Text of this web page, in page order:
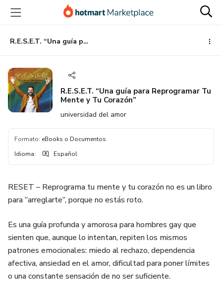
principal
página
de
página
R.E.S.E.T. “Una guía para Reprogramar Tu Mente y Tu Corazón”
R.E.S.E.T. “Una guía para Reprogramar Tu
Mente y Tu Corazón”
universidad del amor
Formato: eBooks o Documentos
Idioma: Español
RESET – Reprograma tu mente y tu corazón no es un libro
para “arreglarte”, porque no estás roto.
Es una guía profunda y amorosa para hombres gay que
sienten que, aunque lo intentan, repiten los mismos
patrones emocionales: miedo al rechazo, dependencia
afectiva, ansiedad en el amor, dificultad para poner límites
o una constante sensación de no ser suficiente.